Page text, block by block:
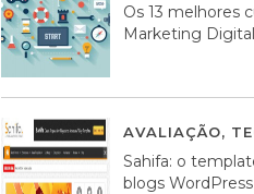
Os 13 melhores
Marketing Digital
AVALIAÇÃO,
Sahifa: o
blogs WordPress